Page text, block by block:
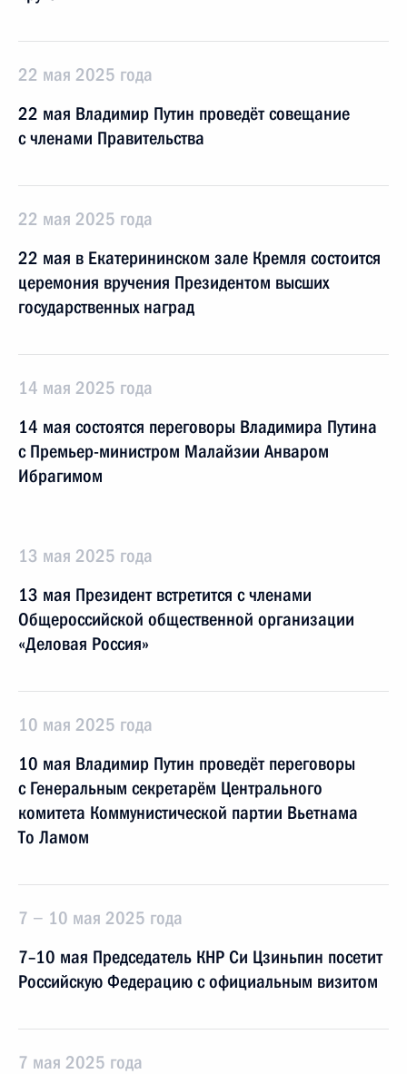
22 мая 2025 года
22 мая Владимир Путин проведёт совещание
с членами Правительства
22 мая 2025 года
22 мая в Екатерининском зале Кремля состоится
церемония вручения Президентом высших
государственных наград
14 мая 2025 года
14 мая состоятся переговоры Владимира Путина
с Премьер-министром Малайзии Анваром
Ибрагимом
13 мая 2025 года
13 мая Президент встретится с членами
Общероссийской общественной организации
«Деловая Россия»
10 мая 2025 года
10 мая Владимир Путин проведёт переговоры
с Генеральным секретарём Центрального
комитета Коммунистической партии Вьетнама
То Ламом
7 − 10 мая 2025 года
7–10 мая Председатель КНР Си Цзиньпин посетит
Российскую Федерацию с официальным визитом
7 мая 2025 года